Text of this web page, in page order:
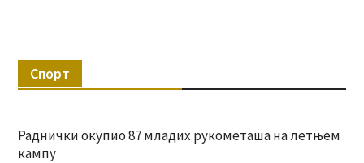
Спорт
Раднички окупио 87 младих рукометаша на летњем
кампу